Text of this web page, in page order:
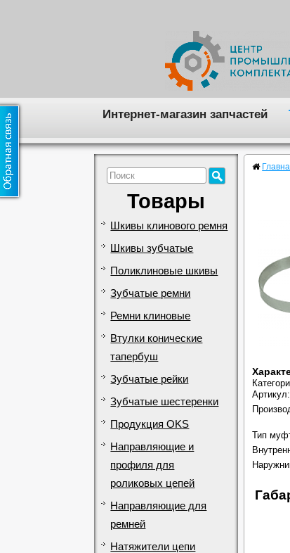
Интернет-магазин запчастей
Товары
Шкивы клинового ремня
Шкивы зубчатые
Поликлиновые шкивы
Зубчатые ремни
Ремни клиновые
Втулки конические
тапербуш
Зубчатые рейки
Зубчатые шестеренки
Продукция OKS
Направляющие и
профиля для
роликовых цепей
Направляющие для
ремней
Натяжители цепи
Артикул:
Тип